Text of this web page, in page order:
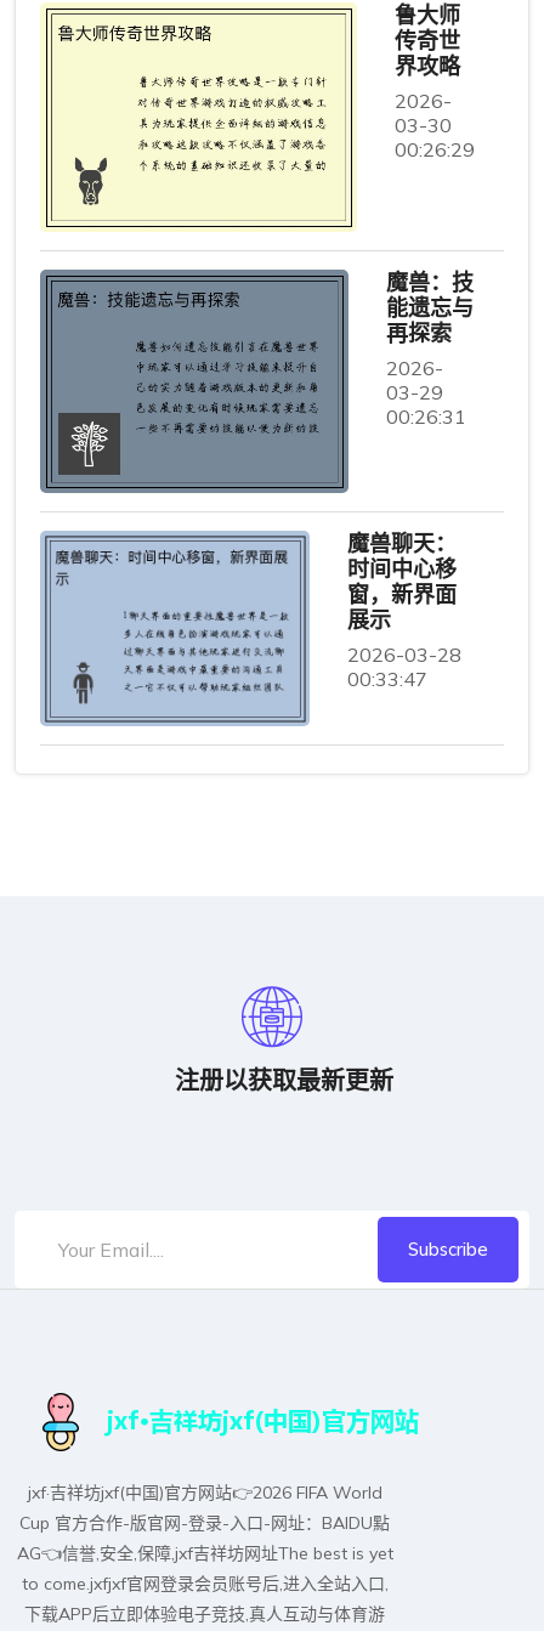
鲁大师
传奇世
界攻略
2026-
03-30
00:26:29
魔兽：技
能遗忘与
再探索
2026-
03-29
00:26:31
魔兽聊天：
时间中心移
窗，新界面
展示
2026-03-28
00:33:47
注册以获取最新更新
Subscribe
jxf·吉祥坊jxf(中国)官方网站👉2026 FIFA World
Cup 官方合作-版官网-登录-入口-网址：BAIDU點
AG👈信誉,安全,保障,jxf吉祥坊网址The best is yet
to come.jxfjxf官网登录会员账号后,进入全站入口,
下载APP后立即体验电子竞技,真人互动与体育游